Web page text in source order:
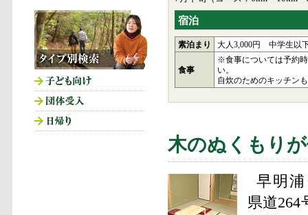
宿泊
素泊まり 大人3,000円 中学生
食事
※食事については予約
い。
自炊のためのキッチン
木のぬくもり
早明
県道264